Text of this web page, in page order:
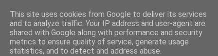
This site uses cookies from Google to deliver its services
and to analyze traffic. Your IP address and user-agent are
shared with Google along with performance and security
metrics to ensure quality of service, generate usage
statistics, and to detect and address abuse.